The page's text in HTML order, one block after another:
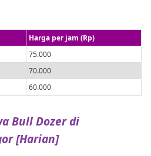
Harga per jam (Rp)
75.000
70.000
60.000
Bull Dozer di
[Harian]